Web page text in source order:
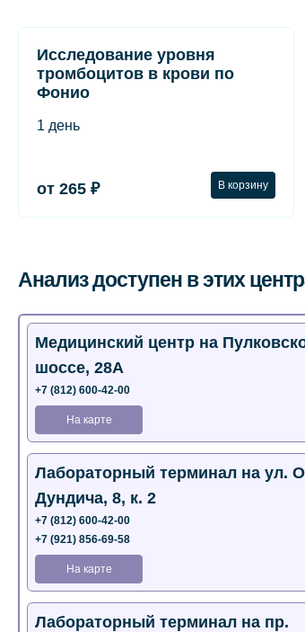
Исследование уровня
тромбоцитов в крови по
Фонио
1 день
от 265 ₽ В корзину
Анализ доступен в этих
Медицинский центр на
шоссе, 28А
+7 (812) 600-42-00
На карте
Лабораторный терминал на ул.
Дундича, 8, к. 2
+7 (812) 600-42-00
+7 (921) 856-69-58
На карте
Лабораторный терминал на пр.